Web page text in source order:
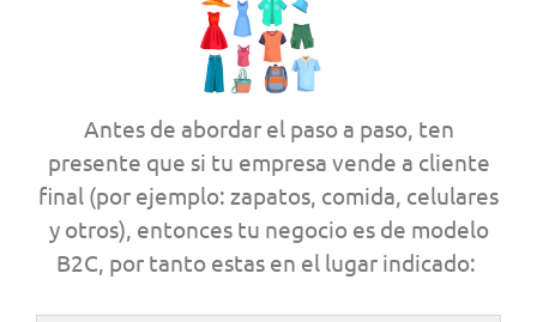
Antes de abordar el paso a paso, ten
presente que si tu empresa vende a cliente
final (por ejemplo: zapatos, comida, celulares
y otros), entonces tu negocio es de modelo
B2C, por tanto estas en el lugar indicado: